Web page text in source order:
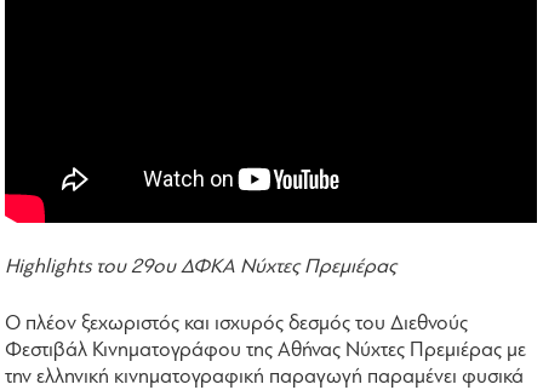
Highlights του 29ου ΔΦΚΑ Νύχτες Πρεμιέρας
Ο πλέον ξεχωριστός και ισχυρός δεσμός του Διεθνούς
Φεστιβάλ Κινηματογράφου της Αθήνας Νύχτες Πρεμιέρας με
την ελληνική κινηματογραφική παραγωγή παραμένει φυσικά